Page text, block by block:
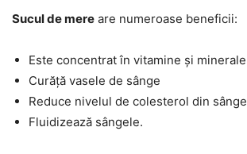
Sucul de mere are numeroase beneficii:
Este concentrat în vitamine și minerale
Curăță vasele de sânge
Reduce nivelul de colesterol din sânge
Fluidizează sângele.